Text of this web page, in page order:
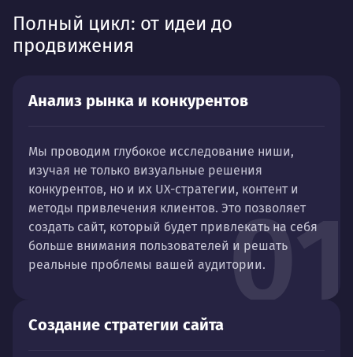
Полный цикл: от идеи до
продвижения
01
Анализ рынка и конкурентов
Мы проводим глубокое исследование ниши,
изучая не только визуальные решения
конкурентов, но и их UX-стратегии, контент и
методы привлечения клиентов. Это позволяет
создать сайт, который будет привлекать на себя
больше внимания пользователей и решать
реальные проблемы вашей аудитории.
Создание стратегии сайта